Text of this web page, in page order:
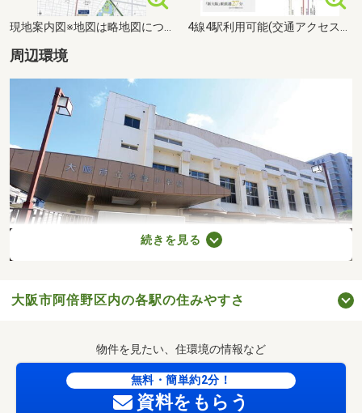
現地案内図※地図は略地図につき省略されている道路・施設等があります。周辺施設のすべてを表示してはおりません。 4線4駅利用可能(交通アクセス図)※掲載の電車所要時間は、通勤時(7時台～8時台)、日中平常時(9時台～15時台)の各時間帯での最速(2本以上)の所要時間です。所要時間は2025年11月現在のもので、以降鉄道会社によって変更される場合があります(JR線はおでかけネット、Osaka Metro・近鉄線は公式サイト調べ)。
周辺環境
続きを見る
大阪市阿倍野区内の各駅の住みやすさ
物件を見たい、住環境の情報など
無料・簡単約2分！
資料をもらう